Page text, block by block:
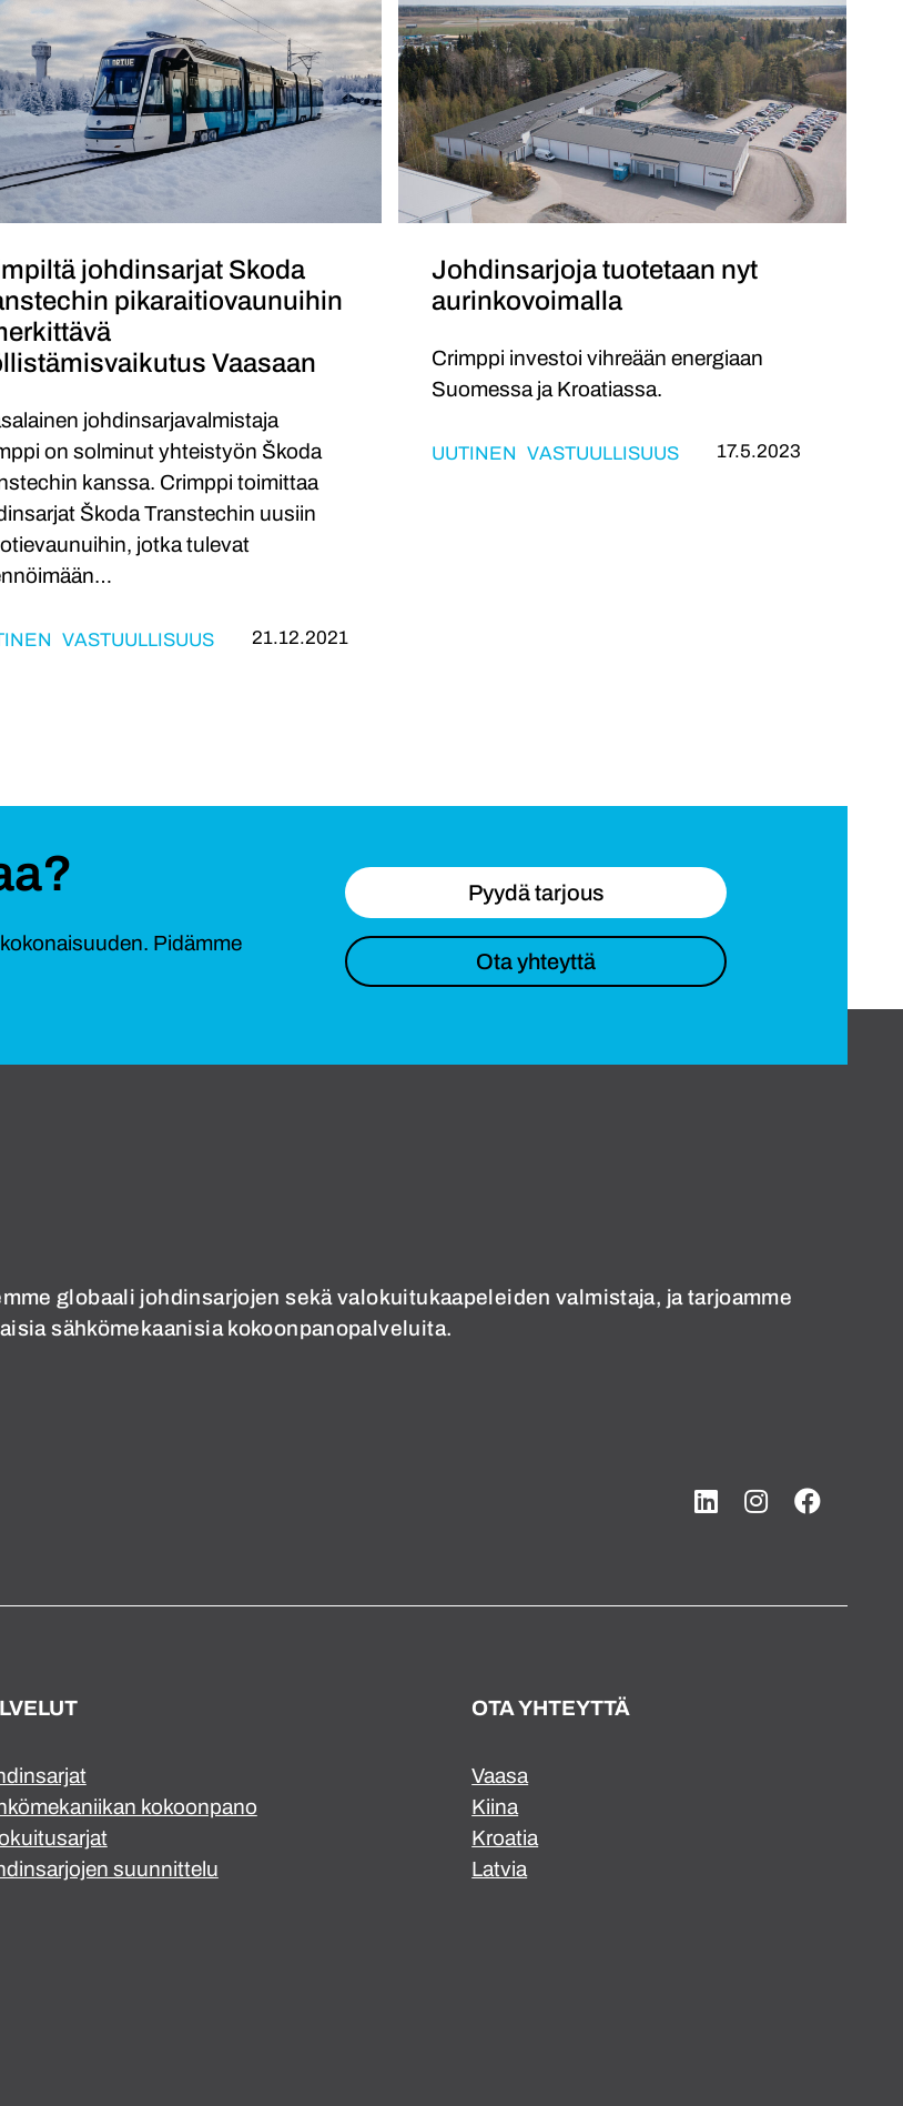
johdinsarjat Skoda
pikaraitiovaunuihin
Vaasaan
johdinsarjavalmistaja
on solminut yhteistyön Škoda
kanssa. Crimppi toimittaa
Škoda Transtechin uusiin
jotka tulevat
VASTUULLISUUS 21.12.2021
tuotetaan
nyt
aurinkovoimalla
Johdinsarjoja tuotetaan nyt
aurinkovoimalla
Crimppi investoi vihreään energiaan
Suomessa ja Kroatiassa.
UUTINEN VASTUULLISUUS 17.5.2023
Pidämme
Pyydä tarjous
Ota yhteyttä
globaali johdinsarjojen sekä valokuitukaapeleiden valmistaja, ja tarjoamme
sähkömekaanisia kokoonpanopalveluita.
kokoonpano
suunnittelu
OTA YHTEYTTÄ
Vaasa
Kiina
Kroatia
Latvia